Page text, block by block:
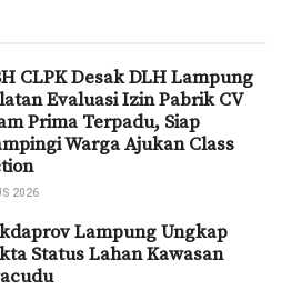
CLPK Desak DLH Lampung
Evaluasi Izin Pabrik CV
Prima Terpadu, Siap
Warga Ajukan Class
2026
Lampung Ungkap
Status Lahan Kawasan